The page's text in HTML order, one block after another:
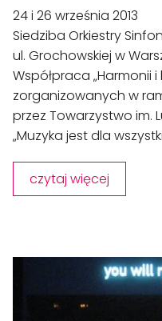
24 i 26 września 2013
Siedziba Orkiestry
ul. Grochowskiej w
Współpraca „Harmonii
zorganizowanych w
przez Towarzystwo im.
„Muzyka jest dla
czytaj więcej